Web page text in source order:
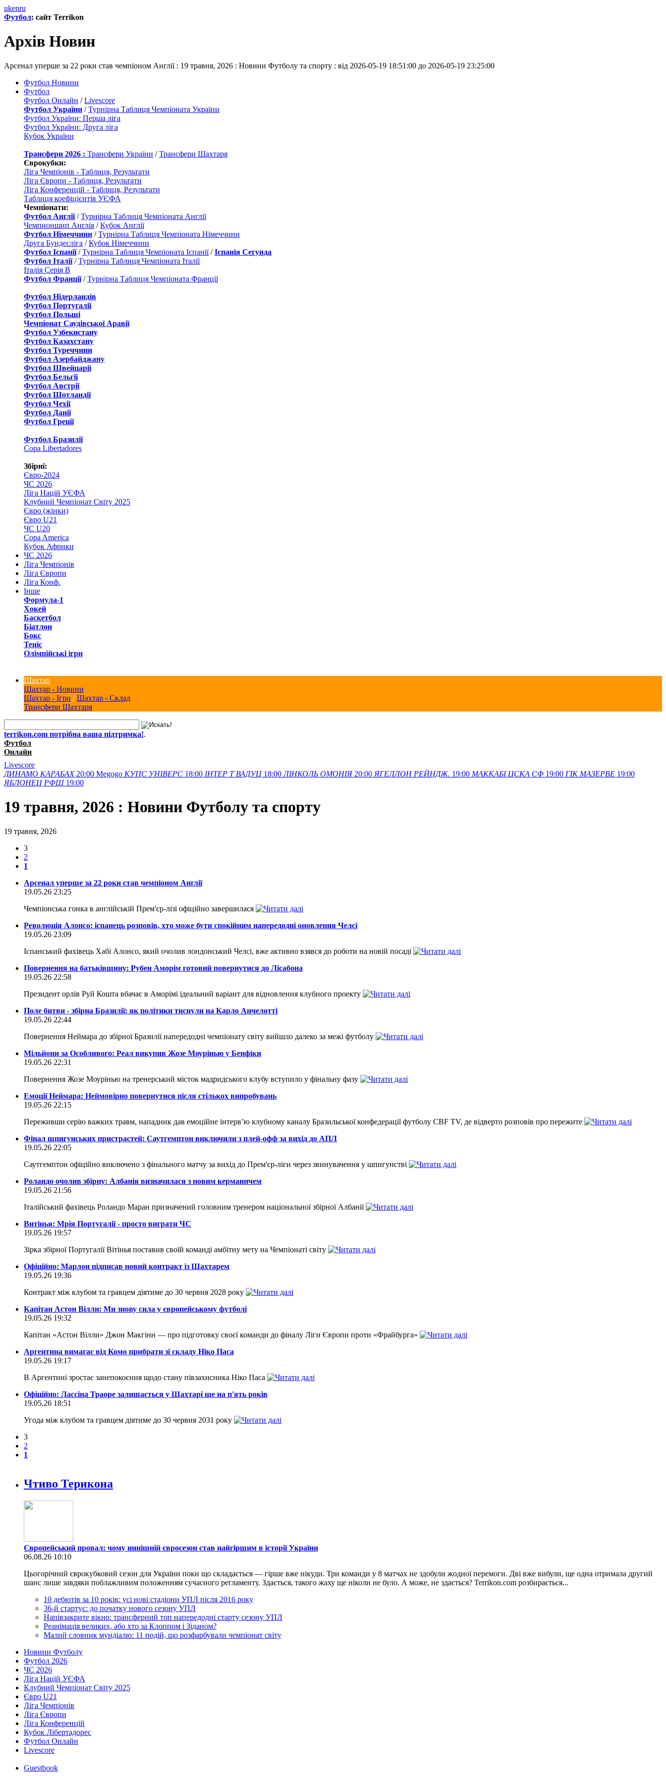
ukenru
Футбол: сайт Terrikon
Архів Новин
Арсенал уперше за 22 роки став чемпіоном Англії : 19 травня, 2026 : Новини Футболу та спорту : від 2026-05-19 18:51:00 до 2026-05-19 23:25:00
Футбол Новини
Футбол
Футбол Онлайн /Livescore
Футбол України /Турнірна Таблиця Чемпіоната України
Футбол України: Перша ліга
Футбол України: Друга ліга
Кубок України
Трансфери 2026 : Трансфери України /Трансфери Шахтаря
Єврокубки:
Ліга Чемпіонів - Таблиця, Результати
Ліга Європи - Таблиця, Результати
Ліга Конференцій - Таблиця, Результати
Таблиця коефіцієнтів УЄФА
Чемпіонати:
Футбол Англії/Турнірна Таблиця Чемпіоната Англії
Чемпионшип Англія /Кубок Англії
Футбол Німеччини /Турнірна Таблиця Чемпіоната Німеччини
Друга Бундесліга /Кубок Німеччини
Футбол Іспанії/Турнірна Таблиця Чемпіоната Іспанії/Іспанія Сегунда
Футбол Італії/Турнірна Таблиця Чемпіоната Італії
Італія Серія B
Футбол Франції/Турнірна Таблиця Чемпіоната Франції
Футбол Нідерландiв
Футбол Португалії
Футбол Польщі
Чемпіонат Саудівської Аравії
Футбол Узбекистану
Футбол Казахстану
Футбол Туреччини
Футбол Азербайджану
Футбол Швейцаріі
Футбол Бельгії
Футбол Австрії
Футбол Шотландії
Футбол Чехії
Футбол Данії
Футбол Греції
Футбол Бразилії
Copa Libertadores
Збірні:
Євро-2024
ЧС 2026
Ліга Націй УЄФА
Клубний Чемпіонат Світу 2025
Євро (жінки)
Євро U21
ЧС U20
Copa America
Кубок Африки
ЧС 2026
Ліга Чемпіонів
Ліга Європи
Ліга Конф.
Інше
Формула-1
Хокей
Баскетбол
Біатлон
Бокс
Теніс
Олімпійські ігри
Шахтар
Шахтар - Новини
Шахтар - Ігри /Шахтар - Склад
Трансфери Шахтаря
terrikon.com потрібна ваша підтримка!.
Футбол
Онлайн
Livescore
ДИНАМО КАРАБАХ 20:00 Megogo КУПС УНІВЕРС 18:00 ІНТЕР Т ВАДУЦ 18:00 ЛІНКОЛЬ ОМОНІЯ 20:00 ЯГЕЛЛОН РЕЙНДЖ. 19:00 МАККАБІ ЦСКА СФ 19:00 ГІК МАЗЕРВЕ 19:00
ЯБЛОНЕЦ РФШ 19:00
19 травня, 2026 : Новини Футболу та спорту
19 травня, 2026
3
2
1
Арсенал уперше за 22 роки став чемпіоном Англії
19.05.26 23:25
Чемпіонська гонка в англійській Прем'єр-лізі офіційно завершилася
Революція Алонсо: іспанець розповів, хто може бути спокійним напередодні оновлення Челсі
19.05.26 23:09
Іспанський фахівець Хабі Алонсо, який очолив лондонський Челсі, вже активно взявся до роботи на новій посаді
Повернення на батьківщину: Рубен Аморім готовий повернутися до Лісабона
19.05.26 22:58
Президент орлів Руй Кошта вбачає в Аморімі ідеальний варіант для відновлення клубного проекту
Поле битви - збірна Бразилії: як політики тиснули на Карло Анчелотті
19.05.26 22:44
Повернення Неймара до збірної Бразилії напередодні чемпіонату світу вийшло далеко за межі футболу
Мільйони за Особливого: Реал викупив Жозе Моурінью у Бенфіки
19.05.26 22:31
Повернення Жозе Моурінью на тренерський місток мадридського клубу вступило у фінальну фазу
Емоції Неймара: Неймовірно повернутися після стількох випробувань
19.05.26 22:15
Переживши серію важких травм, нападник дав емоційне інтерв’ю клубному каналу Бразильської конфедерації футболу CBF TV, де відверто розповів про пережите
Фінал шпигунських пристрастей: Саутгемптон виключили з плей-офф за вихід до АПЛ
19.05.26 22:05
Саутгемптон офіційно виключено з фінального матчу за вихід до Прем'єр-ліги через звинувачення у шпигунстві
Роландо очолив збірну: Албанія визначилася з новим керманичем
19.05.26 21:56
Італійський фахівець Роландо Маран призначений головним тренером національної збірної Албанії
Витінья: Мрія Португалії - просто виграти ЧС
19.05.26 19:57
Зірка збірної Португалії Вітінья поставив своїй команді амбітну мету на Чемпіонаті світу
Офіційно: Марлон підписав новий контракт із Шахтарем
19.05.26 19:36
Контракт між клубом та гравцем діятиме до 30 червня 2028 року
Капітан Астон Вілли: Ми знову сила у європейському футболі
19.05.26 19:32
Капітан «Астон Вілли» Джон Макгінн — про підготовку своєї команди до фіналу Ліги Європи проти «Фрайбурга»
Аргентина вимагає від Комо прибрати зі складу Ніко Паса
19.05.26 19:17
В Аргентині зростає занепокоєння щодо стану півзахисника Ніко Паса
Офіційно: Лассіна Траоре залишається у Шахтарі ще на п'ять років
19.05.26 18:51
Угода між клубом та гравцем діятиме до 30 червня 2031 року
3
2
1
Чтиво Терикона
Європейський провал: чому нинішній євросезон став найгіршим в історії України
06.08.26 10:10
Цьогорічний єврокубковий сезон для України поки що складається — гірше вже нікуди. Три команди у 8 матчах не здобули жодної перемоги. Дві вже вибули, ще одна отримала другий
шанс лише завдяки поблажливим положенням сучасного регламенту. Здається, такого жаху ще ніколи не було. А може, не здається? Terrikon.com розбирається...
10 дебютів за 10 років: усі нові стадіони УПЛ після 2016 року
36-й стартує: до початку нового сезону УПЛ
Напівзакрите вікно: трансферний топ напередодні старту сезону УПЛ
Реанімація великих, або хто за Клоппом і Зіданом?
Малий словник мундіалю: 11 подій, що розфарбували чемпіонат світу
Новини Футболу
Футбол 2026
ЧС 2026
Ліга Націй УЄФА
Клубний Чемпіонат Світу 2025
Євро U21
Ліга Чемпіонів
Ліга Європи
Ліга Конференцій
Кубок Лібертадорес
Футбол Онлайн
Livescore
Guestbook